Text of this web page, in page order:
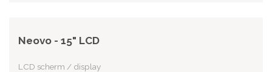
Neovo - 15" LCD
LCD scherm / display